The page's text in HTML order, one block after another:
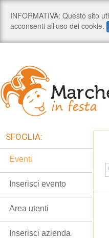
SFOGLIA:
Eventi
Inserisci evento
Area utenti
Inserisci azienda